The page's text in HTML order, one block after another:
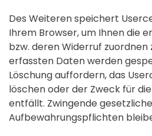
Des Weiteren speichert
Ihrem Browser, um Ihnen die
bzw. deren Widerruf zuordnen
erfassten Daten werden
Löschung auffordern, das
löschen oder der Zweck für
entfällt. Zwingende gesetzliche
Aufbewahrungspflichten